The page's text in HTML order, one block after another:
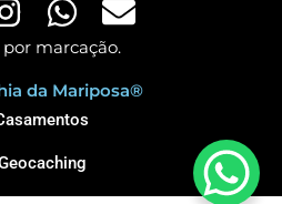
por marcação.
da Mariposa®